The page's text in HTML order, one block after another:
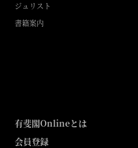
ジュリスト
書籍案内
有斐閣Onlineとは
会員登録